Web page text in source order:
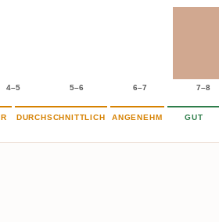
4–5 5–6 6–7 7–8
DURCHSCHNITTLICH ANGENEHM GUT